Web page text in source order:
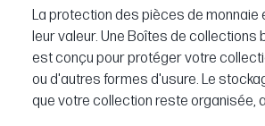
La protection des pièces de
leur valeur. Une Boîtes de collections
est conçu pour protéger votre
ou d'autres formes d'usure. Le
que votre collection reste organisée,